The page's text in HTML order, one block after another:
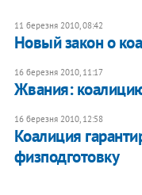
11 березня 2010, 08:42
Новый закон о
16 березня 2010, 11:17
Жвания:
16 березня 2010, 12:58
Коалиция
физподготовку